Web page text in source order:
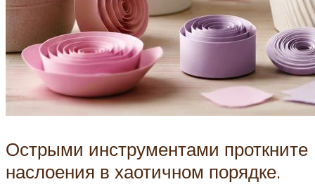
Острыми инструментами проткните
наслоения в хаотичном порядке.